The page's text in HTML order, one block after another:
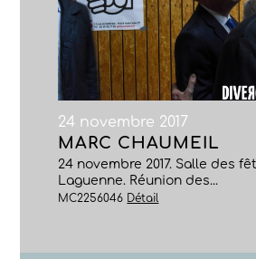
24 novembre 2017
MARC CHAUMEIL
24 novembre 2017. Salle des
Laguenne. Réunion des...
MC2256046 Détail